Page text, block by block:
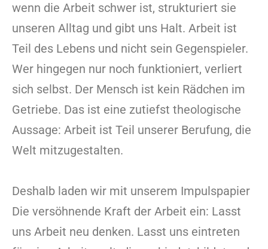
wenn die Arbeit schwer ist, strukturiert sie
unseren Alltag und gibt uns Halt. Arbeit ist
Teil des Lebens und nicht sein Gegenspieler.
Wer hingegen nur noch funktioniert, verliert
sich selbst. Der Mensch ist kein Rädchen im
Getriebe. Das ist eine zutiefst theologische
Aussage: Arbeit ist Teil unserer Berufung, die
Welt mitzugestalten.
Deshalb laden wir mit unserem Impulspapier
Die versöhnende Kraft der Arbeit ein: Lasst
uns Arbeit neu denken. Lasst uns eintreten